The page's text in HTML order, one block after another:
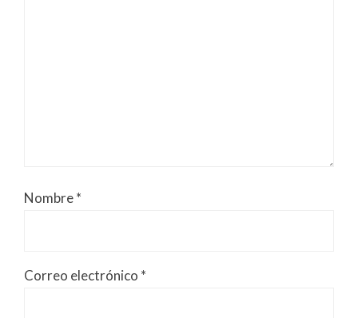
Nombre*
Correo electrónico *